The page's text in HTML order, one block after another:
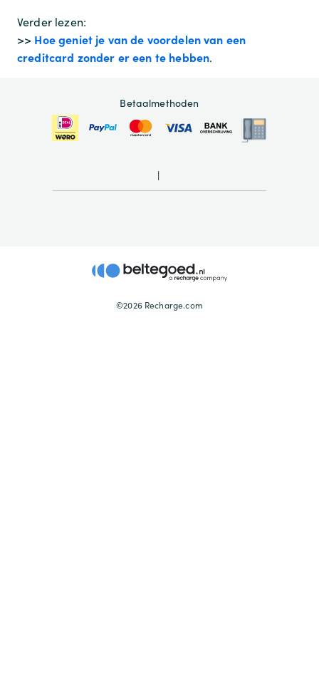
Verder lezen:
>> Hoe geniet je van de voordelen van een
creditcard zonder er een te hebben.
Betaalmethoden
©2026 Recharge.com